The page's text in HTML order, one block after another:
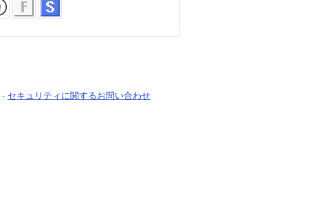
- セキュリティに関するお問い合わせ